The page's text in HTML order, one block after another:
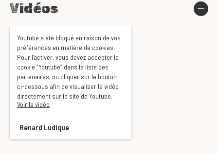
Vidéos
Youtube a été bloqué en raison de vos
préférences en matière de cookies.
Pour l’activer, vous devez accepter le
cookie “Youtube” dans la liste des
partenaires, ou cliquer sur le bouton
ci-dessous afin de visualiser la vidéo
directement sur le site de Youtube.
Voir la vidéo
Renard Ludique